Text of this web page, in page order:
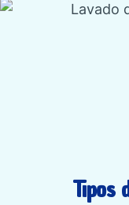
Tipos